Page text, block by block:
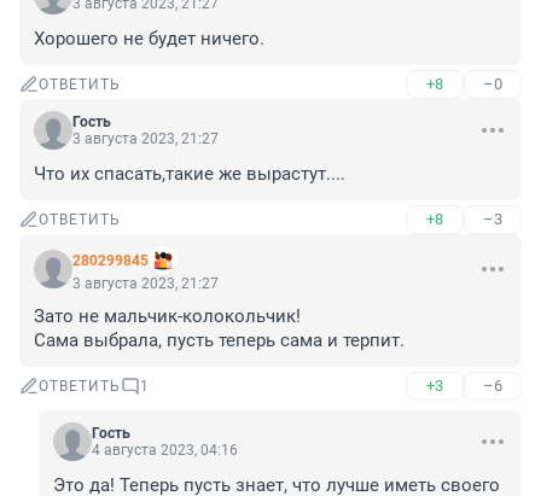
3 августа 2023, 21:27
Хорошего не будет ничего.
ОТВЕТИТЬ +8 –0
Гость
3 августа 2023, 21:27
Что их спасать,такие же вырастут....
ОТВЕТИТЬ +8 –3
280299845
3 августа 2023, 21:27
Зато не мальчик-колокольчик!
Сама выбрала, пусть теперь сама и терпит.
ОТВЕТИТЬ 1 +3 –6
Гость
4 августа 2023, 04:16
Это да! Теперь пусть знает, что лучше иметь своего